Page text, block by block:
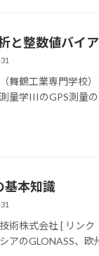
と整数値バイ
舞鶴工業専門学校
量学IIIのGPS測量
基本知識
術株式会社 [ リン
アのGLONASS、欧